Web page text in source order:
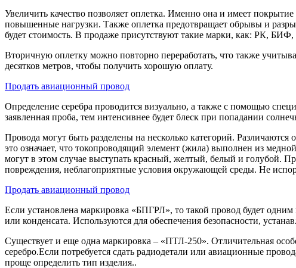
Увеличить качество позволяет оплетка. Именно она и имеет
повышенные нагрузки. Также оплетка предотвращает обрывы и
будет стоимость. В продаже присутствуют такие марки, как: РК,
Вторичную оплетку можно повторно переработать, что также
десятков метров, чтобы получить хорошую оплату.
Продать авиационный провод
Определение серебра проводится визуально, а также с помощью
заявленная проба, тем интенсивнее будет блеск при попадании
Провода могут быть разделены на несколько категорий.
это означает, что токопроводящий элемент (жила) выполнен из
могут в этом случае выступать красный, желтый, белый и голубой.
повреждения, неблагоприятные условия окружающей среды. Не
Продать авиационный провод
Если установлена маркировка «БПГРЛ», то такой провод будет
или конденсата. Используются для обеспечения безопасности,
Существует и еще одна маркировка – «ПТЛ-250». Отличительная
серебро.Если потребуется сдать радиодетали или авиационные
проще определить тип изделия..